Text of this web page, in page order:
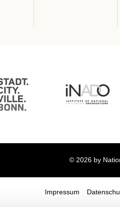
© 2026 by
Impressum